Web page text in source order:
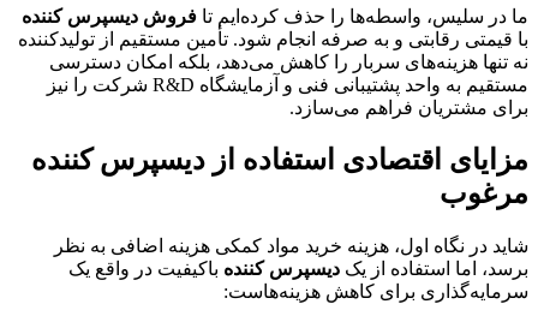
ما در سلیس، واسطه‌ها را حذف کرده‌ایم تا فروش دیسپرس کننده
با قیمتی رقابتی و به صرفه انجام شود. تأمین مستقیم از تولیدکننده
نه تنها هزینه‌های سربار را کاهش می‌دهد، بلکه امکان دسترسی
مستقیم به واحد پشتیبانی فنی و آزمایشگاه R&D شرکت را نیز
برای مشتریان فراهم می‌سازد.
مزایای اقتصادی استفاده از دیسپرس کننده
مرغوب
شاید در نگاه اول، هزینه خرید مواد کمکی هزینه اضافی به نظر
برسد، اما استفاده از یک دیسپرس کننده باکیفیت در واقع یک
سرمایه‌گذاری برای کاهش هزینه‌هاست: